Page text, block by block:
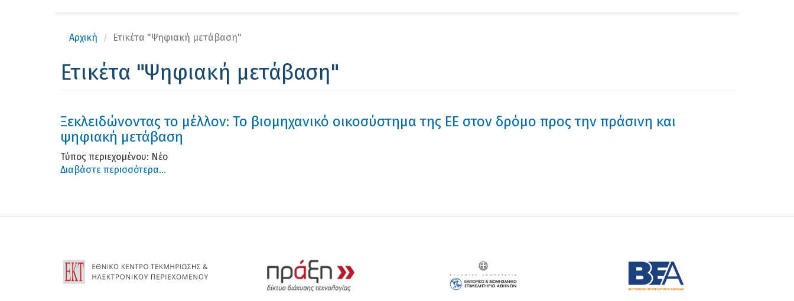
Αρχική Ετικέτα "Ψηφιακή μετάβαση"
Ετικέτα "Ψηφιακή μετάβαση"
Ξεκλειδώνοντας το μέλλον: Το βιομηχανικό οικοσύστημα της ΕΕ στον δρόμο προς την πράσινη και
ψηφιακή μετάβαση
Τύπος περιεχομένου: Νέο
Διαβάστε περισσότερα...